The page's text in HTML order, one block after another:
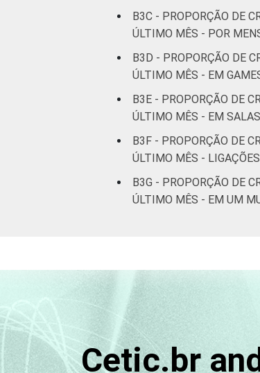
B3C - PROPORÇÃO DE
ÚLTIMO MÊS - POR
B3D - PROPORÇÃO DE
ÚLTIMO MÊS - EM
B3E - PROPORÇÃO DE
ÚLTIMO MÊS - EM
B3F - PROPORÇÃO DE
ÚLTIMO MÊS -
B3G - PROPORÇÃO DE
ÚLTIMO MÊS - EM UM
Cetic.br